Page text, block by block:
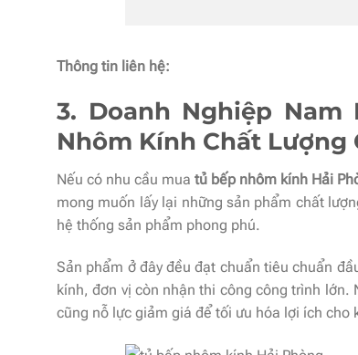
Thông tin liên hệ:
3. Doanh Nghiệp Nam
Nhôm Kính Chất Lượng
Nếu có nhu cầu muatủ bếp nhôm kính Hải
mong muốn lấy lại những sản phẩm chất
hệ thống sản phẩm phong phú.
Sản phẩm ở đây đều đạt chuẩn tiêu chuẩn
kính, đơn vị còn nhận thi công công trình
cũng nỗ lực giảm giá để tối ưu hóa lợi ích cho